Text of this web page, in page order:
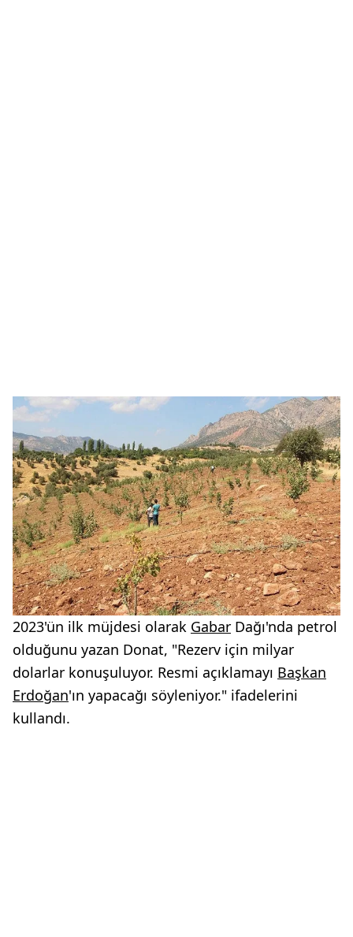
2023'ün ilk müjdesi olarak Gabar Dağı'nda petrol
olduğunu yazan Donat, "Rezerv için milyar
dolarlar konuşuluyor. Resmi açıklamayı Başkan
Erdoğan'ın yapacağı söyleniyor." ifadelerini
kullandı.